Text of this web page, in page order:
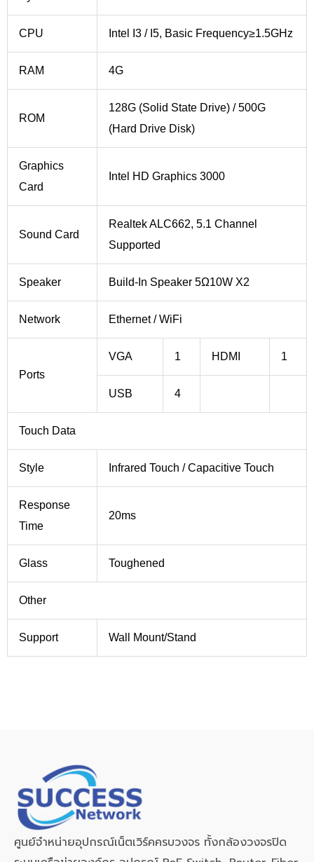
CPU Intel I3 / I5, Basic Frequency≥1.5GHz
RAM 4G
ROM
128G (Solid State Drive) / 500G
(Hard Drive Disk)
Graphics
Card
Intel HD Graphics 3000
Sound Card
Realtek ALC662, 5.1 Channel
Supported
Speaker Build-In Speaker 5Ω10W X2
Network Ethernet / WiFi
Ports
VGA 1 HDMI 1
USB 4
Touch Data
Style Infrared Touch / Capacitive Touch
Response
Time
20ms
Glass Toughened
Other
Support Wall Mount/Stand
ศูนย์จำหน่ายอุปกรณ์เน็ตเวิร์คครบวงจร ทั้งกล้องวงจรปิด